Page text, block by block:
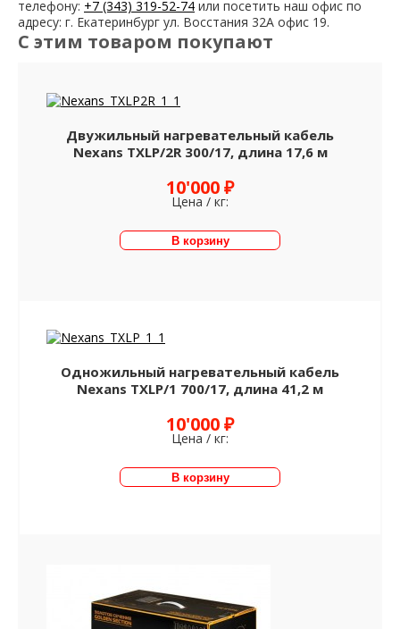
телефону: +7 (343) 319-52-74 или посетить наш офис по
адресу: г. Екатеринбург ул. Восстания 32А офис 19.
С этим товаром покупают
Двужильный нагревательный кабель
Nexans TXLP/2R 300/17, длина 17,6 м
10'000 ₽
Цена / кг:
Одножильный нагревательный кабель
Nexans TXLP/1 700/17, длина 41,2 м
10'000 ₽
Цена / кг: